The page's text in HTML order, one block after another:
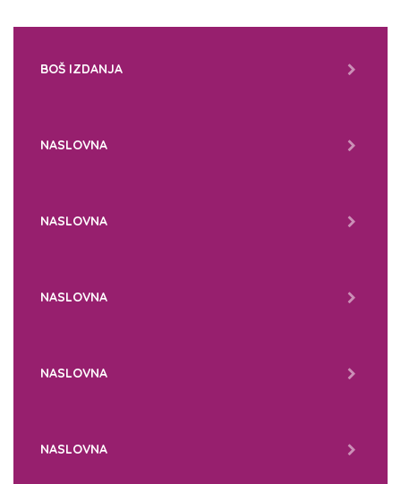
BOŠ IZDANJA
NASLOVNA
NASLOVNA
NASLOVNA
NASLOVNA
NASLOVNA